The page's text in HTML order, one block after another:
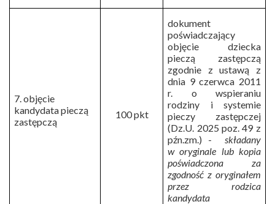
7. objęcie
kandydata pieczą
zastępczą
100 pkt
dokument
poświadczający
objęcie dziecka
pieczą zastępczą
zgodnie z ustawą z
dnia 9 czerwca 2011
r. o wspieraniu
rodziny i systemie
pieczy zastępczej
(Dz.U. 2025 poz. 49 z
pźn.zm.) - składany
w oryginale lub kopia
poświadczona za
zgodność z oryginałem
przez rodzica
kandydata